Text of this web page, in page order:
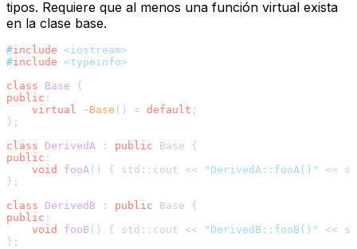
tipos. Requiere que al menos una función virtual exista
en la clase base.
#include
<iostream>
#include
<typeinfo>
class
Base
public :
virtual ~Base () = default ;
};
class
DerivedA : public
public :
void
fooA () { std::cout << "DerivedA::fooA()"
<<
};
class
DerivedB : public
public :
void
fooB () { std::cout << "DerivedB::fooB()"
<<
};